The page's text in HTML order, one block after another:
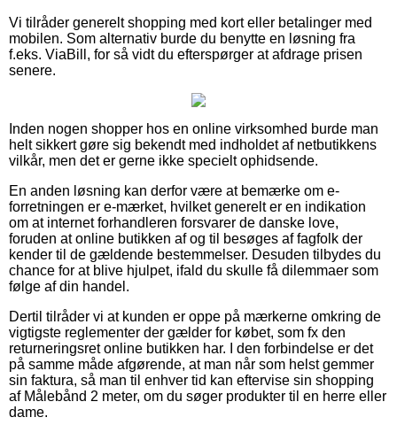
Vi tilråder generelt shopping med kort eller betalinger med
mobilen. Som alternativ burde du benytte en løsning fra
f.eks. ViaBill, for så vidt du efterspørger at afdrage prisen
senere.
Inden nogen shopper hos en online virksomhed burde man
helt sikkert gøre sig bekendt med indholdet af netbutikkens
vilkår, men det er gerne ikke specielt ophidsende.
En anden løsning kan derfor være at bemærke om e-
forretningen er e-mærket, hvilket generelt er en indikation
om at internet forhandleren forsvarer de danske love,
foruden at online butikken af og til besøges af fagfolk der
kender til de gældende bestemmelser. Desuden tilbydes du
chance for at blive hjulpet, ifald du skulle få dilemmaer som
følge af din handel.
Dertil tilråder vi at kunden er oppe på mærkerne omkring de
vigtigste reglementer der gælder for købet, som fx den
returneringsret online butikken har. I den forbindelse er det
på samme måde afgørende, at man når som helst gemmer
sin faktura, så man til enhver tid kan eftervise sin shopping
af Målebånd 2 meter, om du søger produkter til en herre eller
dame.